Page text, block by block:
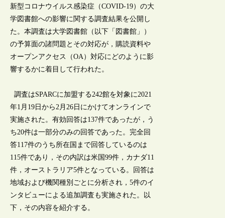
新型コロナウイルス感染症（COVID-19）の大
学図書館への影響に関する調査結果を公開し
た。本調査は大学図書館（以下「図書館」）
の予算面の諸問題とその対応が，購読資料や
オープンアクセス（OA）対応にどのように影
響するかに着目して行われた。
調査はSPARCに加盟する242館を対象に2021
年1月19日から2月26日にかけてオンラインで
実施された。有効回答は137件であったが，う
ち20件は一部分のみの回答であった。完全回
答117件のうち所在国まで回答しているのは
115件であり，その内訳は米国99件，カナダ11
件，オーストラリア5件となっている。回答は
地域および機関種別ごとに分析され，5件のイ
ンタビューによる追加調査も実施された。以
下，その内容を紹介する。